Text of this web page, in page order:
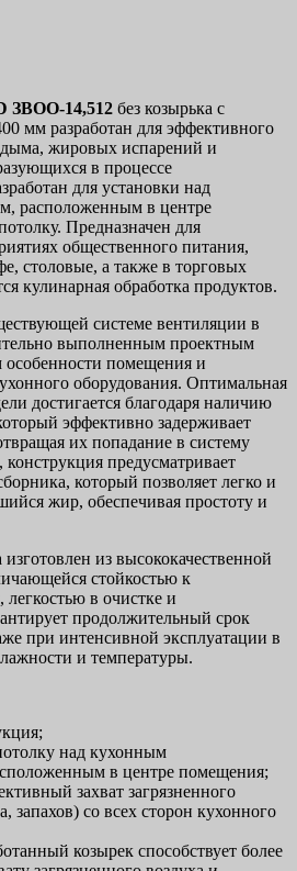
ЗВОО-14,512 без козырька с
мм разработан для эффективного
дыма, жировых испарений и
в процессе
для установки над
расположенным в центре
Предназначен для
общественного питания,
столовые, а также в торговых
кулинарная обработка продуктов.
системе вентиляции в
выполненным проектным
помещения и
оборудования. Оптимальная
достигается благодаря наличию
эффективно задерживает
их попадание в систему
предусматривает
который позволяет легко и
жир, обеспечивая простоту и
из высококачественной
стойкостью к
в очистке и
продолжительный срок
при интенсивной эксплуатации в
и температуры.
над кухонным
в центре помещения;
захват загрязненного
запахов) со всех сторон кухонного
козырек способствует более